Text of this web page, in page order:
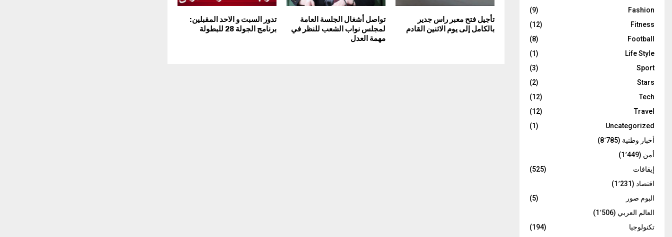
تأجيل فتح معبر راس جدير
بالكامل إلى يوم الاثنين القادم
تواصل أشغال الجلسة العامة
لمجلس نواب الشعب للنظر في
مهمة العدل
تدور السبت و الاحد المقبلين:
برنامج الجولة 28 للبطولة
Fashion
(9)
Fitness
(12)
Football
(8)
Life Style
(1)
Sport
(3)
Stars
(2)
Tech
(12)
Travel
(12)
Uncategorized
(1)
أخبار وطنية (8٬785)
أمن (1٬449)
إيقافات
(525)
اقتصاد (1٬231)
البوم صور
(5)
العالم العربي (1٬506)
تكنولوجيا
(194)